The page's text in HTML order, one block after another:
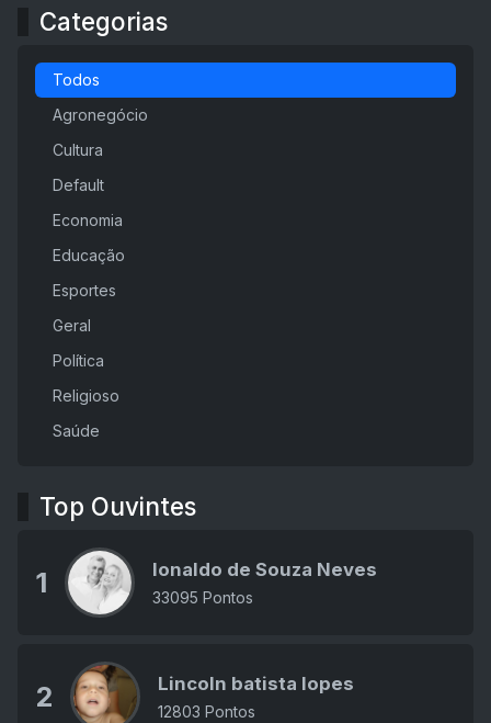
Categorias
Todos
Agronegócio
Cultura
Default
Economia
Educação
Esportes
Geral
Política
Religioso
Saúde
Top Ouvintes
1 Ionaldo de Souza Neves
33095 Pontos
2 Lincoln batista lopes
12803 Pontos